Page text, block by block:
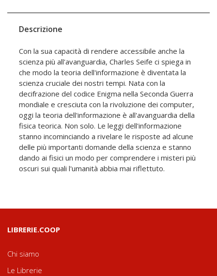
Descrizione
Con la sua capacità di rendere accessibile anche la
scienza più all'avanguardia, Charles Seife ci spiega in
che modo la teoria dell'informazione è diventata la
scienza cruciale dei nostri tempi. Nata con la
decifrazione del codice Enigma nella Seconda Guerra
mondiale e cresciuta con la rivoluzione dei computer,
oggi la teoria dell'informazione è all'avanguardia della
fisica teorica. Non solo. Le leggi dell'informazione
stanno incominciando a rivelare le risposte ad alcune
delle più importanti domande della scienza e stanno
dando ai fisici un modo per comprendere i misteri più
oscuri sui quali l'umanità abbia mai riflettuto.
LIBRERIE.COOP
Chi siamo
Le Librerie